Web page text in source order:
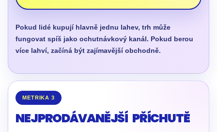
Pokud lidé kupují hlavně jednu lahev, trh může
fungovat spíš jako ochutnávkový kanál. Pokud berou
více lahví, začíná být zajímavější obchodně.
METRIKA 3
NEJPRODÁVANĚJŠÍ PŘÍCHUTĚ